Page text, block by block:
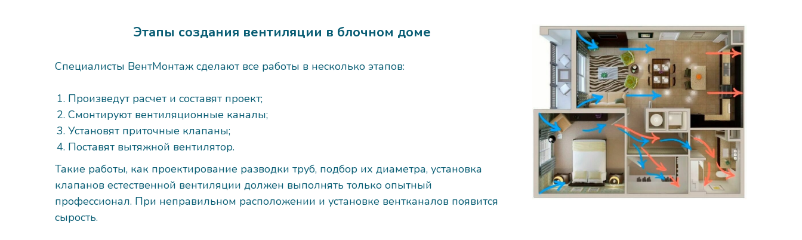
Этапы создания вентиляции в блочном доме
Специалисты ВентМонтаж сделают все работы в несколько этапов:
Произведут расчет и составят проект;
Смонтируют вентиляционные каналы;
Установят приточные клапаны;
Поставят вытяжной вентилятор.
Такие работы, как проектирование разводки труб, подбор их диаметра, установка
клапанов естественной вентиляции должен выполнять только опытный
профессионал. При неправильном расположении и установке вентканалов появится
сырость.